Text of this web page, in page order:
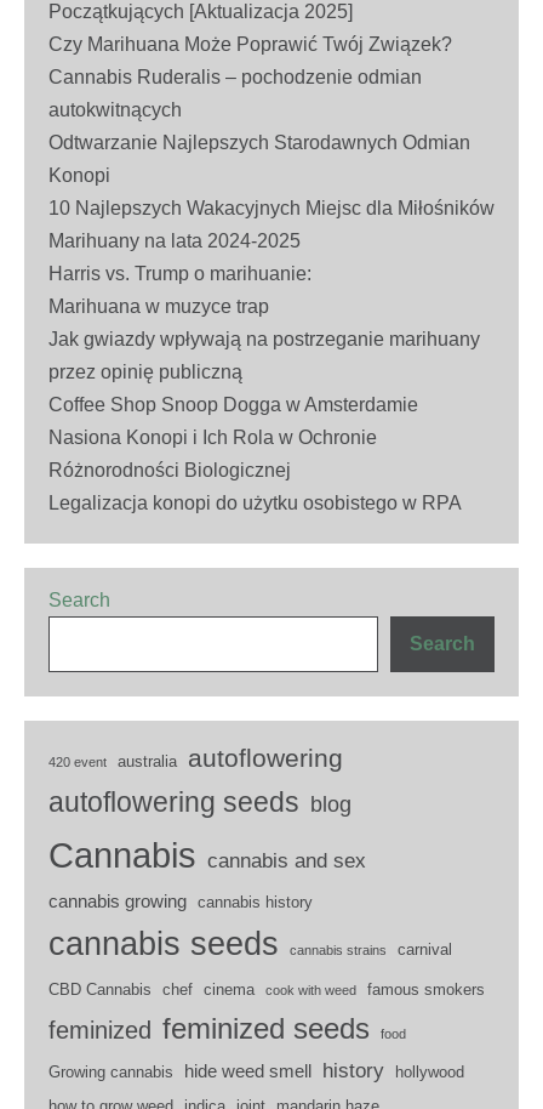
Początkujących [Aktualizacja 2025]
Czy Marihuana Może Poprawić Twój Związek?
Cannabis Ruderalis – pochodzenie odmian
autokwitnących
Odtwarzanie Najlepszych Starodawnych Odmian
Konopi
10 Najlepszych Wakacyjnych Miejsc dla Miłośników
Marihuany na lata 2024-2025
Harris vs. Trump o marihuanie:
Marihuana w muzyce trap
Jak gwiazdy wpływają na postrzeganie marihuany
przez opinię publiczną
Coffee Shop Snoop Dogga w Amsterdamie
Nasiona Konopi i Ich Rola w Ochronie
Różnorodności Biologicznej
Legalizacja konopi do użytku osobistego w RPA
Search
Search
420 event australia autoflowering
autoflowering seeds blog
Cannabis cannabis and sex
cannabis growing cannabis history
cannabis seeds cannabis strains carnival
CBD Cannabis chef cinema cook with weed famous smokers
feminized feminized seeds food
Growing cannabis hide weed smell history
hollywood